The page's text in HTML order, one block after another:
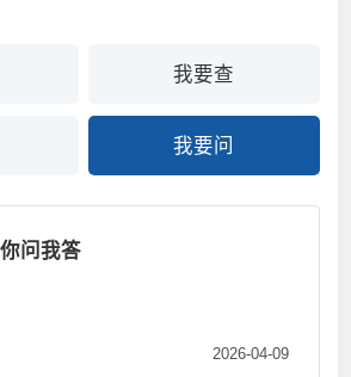
我要查
我要问
问我答
2026-04-09